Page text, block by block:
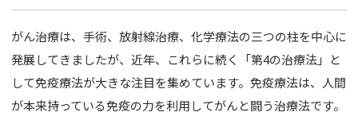
糸リフト
フェイス
BODY
がん治療は、手術、放射線治療、化学療法の三つの柱を中心に
発展してきましたが、近年、これらに続く「第4の治療法」と
して免疫療法が大きな注目を集めています。免疫療法は、人間
が本来持っている免疫の力を利用してがんと闘う治療法です。